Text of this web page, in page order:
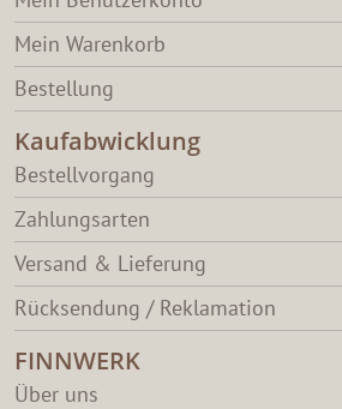
Mein Warenkorb
Bestellung
Kaufabwicklung
Bestellvorgang
Zahlungsarten
Versand & Lieferung
Rücksendung / Reklamation
FINNWERK
Über uns